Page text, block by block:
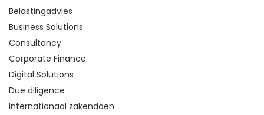
Belastingadvies
Business Solutions
Consultancy
Corporate Finance
Digital Solutions
Due diligence
Internationaal zakendoen